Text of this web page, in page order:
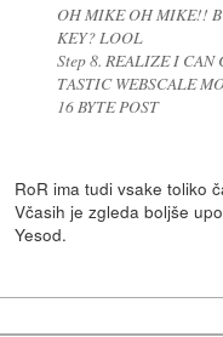
OH MIKE OH MIKE!!
KEY? LOOL
Step 8. REALIZE I CAN
TASTIC WEBSCALE
16 BYTE POST
RoR ima tudi vsake toliko
Včasih je zgleda boljše
Yesod.